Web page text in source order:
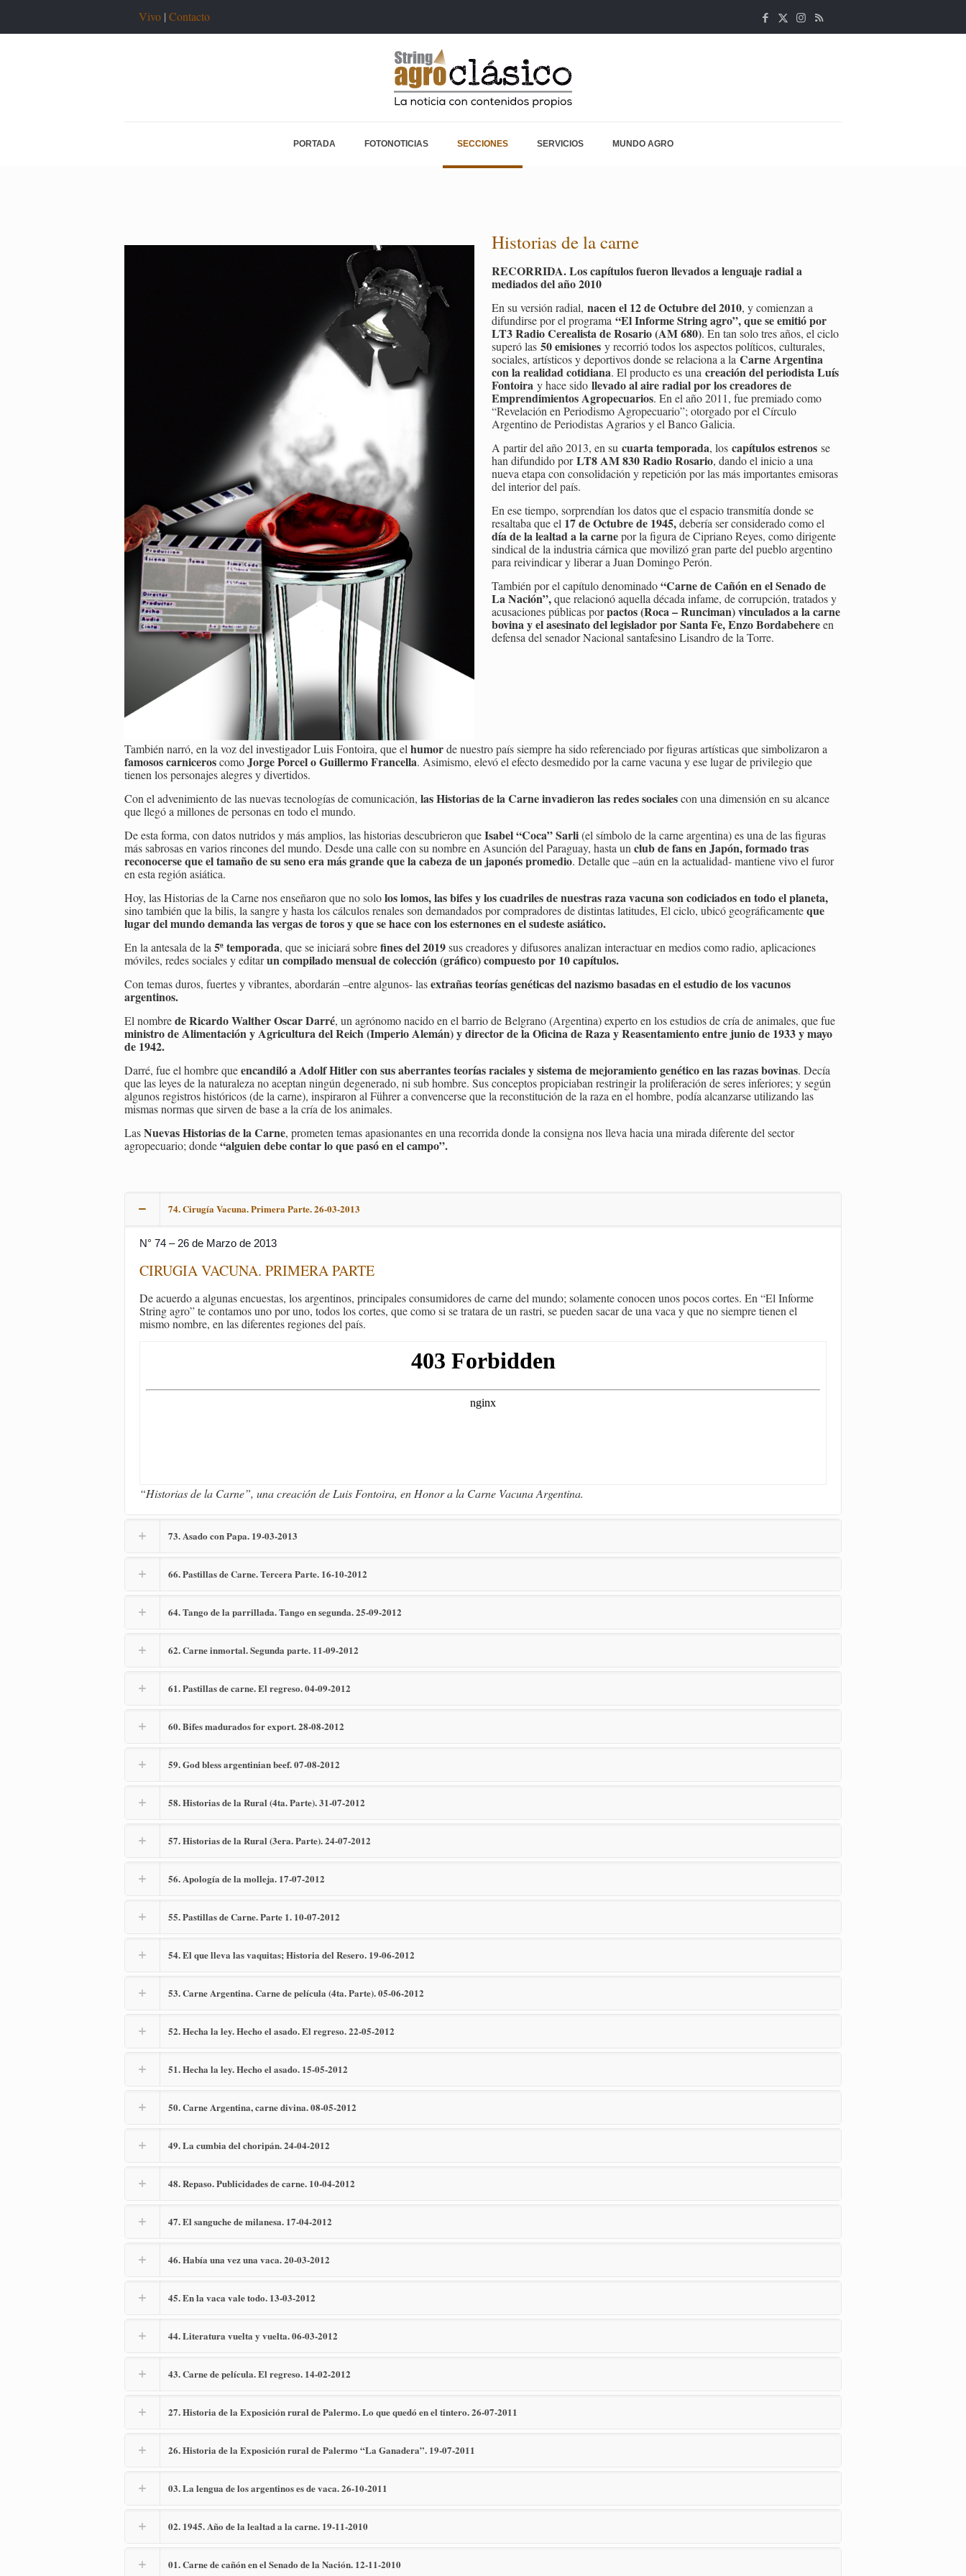
Vivo | Contacto
PORTADA FOTONOTICIAS SECCIONES SERVICIOS MUNDO AGRO
Historias de la carne
RECORRIDA. Los capítulos fueron llevados a lenguaje radial a
mediados del año 2010
En su versión radial, nacen el 12 de Octubre del 2010, y comienzan a
difundirse por el programa “El Informe String agro”, que se emitió por
LT3 Radio Cerealista de Rosario (AM 680). En tan solo tres años, el ciclo
superó las 50 emisiones y recorrió todos los aspectos políticos, culturales,
sociales, artísticos y deportivos donde se relaciona a la Carne Argentina
con la realidad cotidiana. El producto es una creación del periodista Luís
Fontoira y hace sido llevado al aire radial por los creadores de
Emprendimientos Agropecuarios. En el año 2011, fue premiado como
“Revelación en Periodismo Agropecuario”; otorgado por el Círculo
Argentino de Periodistas Agrarios y el Banco Galicia.
A partir del año 2013, en su cuarta temporada, los capítulos estrenos se
han difundido porLT8 AM 830 Radio Rosario, dando el inicio a una
nueva etapa con consolidación y repetición por las más importantes emisoras
del interior del país.
En ese tiempo, sorprendían los datos que el espacio transmitía donde se
resaltaba que el 17 de Octubre de 1945,debería ser considerado como el
día de la lealtad a la carnepor la figura de Cipriano Reyes, como dirigente
sindical de la industria cárnica que movilizó gran parte del pueblo argentino
para reivindicar y liberar a Juan Domingo Perón.
También por el capítulo denominado“Carne de Cañón en el Senado de
La Nación”,que relacionó aquella década infame, de corrupción, tratados y
acusaciones públicas porpactos (Roca – Runciman) vinculados a la carne
bovina y el asesinato del legislador por Santa Fe, Enzo Bordabehereen
defensa del senador Nacional santafesino Lisandro de la Torre.
También narró, en la voz del investigador Luis Fontoira, que elhumorde nuestro país siempre ha sido referenciado por figuras artísticas que simbolizaron a
famosos carniceroscomoJorge Porcel o Guillermo Francella. Asimismo, elevó el efecto desmedido por la carne vacuna y ese lugar de privilegio que
tienen los personajes alegres y divertidos.
Con el advenimiento de las nuevas tecnologías de comunicación, las Historias de la Carne invadieron las redes socialescon una dimensión en su alcance
que llegó a millones de personas en todo el mundo.
De esta forma, con datos nutridos y más amplios, las historias descubrieron queIsabel “Coca” Sarli(el símbolo de la carne argentina) es una de las figuras
más sabrosas en varios rincones del mundo. Desde una calle con su nombre en Asunción del Paraguay, hasta unclub de fans en Japón, formado tras
reconocerse que el tamaño de su seno era más grande que la cabeza de un japonés promedio. Detalle que –aún en la actualidad- mantiene vivo el furor
en esta región asiática.
Hoy, las Historias de la Carne nos enseñaron que no sololos lomos, las bifes y los cuadriles de nuestras raza vacuna son codiciados en todo el planeta,
sino también que la bilis, la sangre y hasta los cálculos renales son demandados por compradores de distintas latitudes, El ciclo, ubicó geográficamenteque
lugar del mundo demanda las vergas de toros y que se hace con los esternones en el sudeste asiático.
En la antesala de la5ª temporada, que se iniciará sobrefines del 2019sus creadores y difusores analizan interactuar en medios como radio, aplicaciones
móviles, redes sociales y editarun compilado mensual de colección (gráfico) compuesto por 10 capítulos.
Con temas duros, fuertes y vibrantes, abordarán –entre algunos- lasextrañas teorías genéticas del nazismo basadas en el estudio de los vacunos
argentinos.
El nombrede Ricardo Walther Oscar Darré, un agrónomo nacido en el barrio de Belgrano (Argentina) experto en los estudios de cría de animales, que fue
ministro de Alimentación y Agricultura del Reich (Imperio Alemán) y director de la Oficina de Raza y Reasentamiento entre junio de 1933 y mayo
de 1942.
Darré, fue el hombre queencandiló a Adolf Hitler con sus aberrantes teorías raciales y sistema de mejoramiento genético en las razas bovinas. Decía
que las leyes de la naturaleza no aceptan ningún degenerado, ni sub hombre. Sus conceptos propiciaban restringir la proliferación de seres inferiores; y según
algunos registros históricos (de la carne), inspiraron al Führer a convencerse que la reconstitución de la raza en el hombre, podía alcanzarse utilizando las
mismas normas que sirven de base a la cría de los animales.
LasNuevas Historias de la Carne, prometen temas apasionantes en una recorrida donde la consigna nos lleva hacia una mirada diferente del sector
agropecuario; donde“alguien debe contar lo que pasó en el campo”.
74. Cirugía Vacuna. Primera Parte. 26-03-2013
N° 74 – 26 de Marzo de 2013
CIRUGIA VACUNA. PRIMERA PARTE
De acuerdo a algunas encuestas, los argentinos, principales consumidores de carne del mundo; solamente conocen unos pocos cortes. En “El Informe
String agro” te contamos uno por uno, todos los cortes, que como si se tratara de un rastri, se pueden sacar de una vaca y que no siempre tienen el
mismo nombre, en las diferentes regiones del país.
“Historias de la Carne”, una creación de Luis Fontoira, en Honor a la Carne Vacuna Argentina.
73. Asado con Papa. 19-03-2013
66. Pastillas de Carne. Tercera Parte. 16-10-2012
64. Tango de la parrillada. Tango en segunda. 25-09-2012
62. Carne inmortal. Segunda parte. 11-09-2012
61. Pastillas de carne. El regreso. 04-09-2012
60. Bifes madurados for export. 28-08-2012
59. God bless argentinian beef. 07-08-2012
58. Historias de la Rural (4ta. Parte). 31-07-2012
57. Historias de la Rural (3era. Parte). 24-07-2012
56. Apología de la molleja. 17-07-2012
55. Pastillas de Carne. Parte 1. 10-07-2012
54. El que lleva las vaquitas; Historia del Resero. 19-06-2012
53. Carne Argentina. Carne de película (4ta. Parte). 05-06-2012
52. Hecha la ley. Hecho el asado. El regreso. 22-05-2012
51. Hecha la ley. Hecho el asado. 15-05-2012
50. Carne Argentina, carne divina. 08-05-2012
49. La cumbia del choripán. 24-04-2012
48. Repaso. Publicidades de carne. 10-04-2012
47. El sanguche de milanesa. 17-04-2012
46. Había una vez una vaca. 20-03-2012
45. En la vaca vale todo. 13-03-2012
44. Literatura vuelta y vuelta. 06-03-2012
43. Carne de película. El regreso. 14-02-2012
27. Historia de la Exposición rural de Palermo. Lo que quedó en el tintero. 26-07-2011
26. Historia de la Exposición rural de Palermo “La Ganadera”. 19-07-2011
03. La lengua de los argentinos es de vaca. 26-10-2011
02. 1945. Año de la lealtad a la carne. 19-11-2010
01. Carne de cañón en el Senado de la Nación. 12-11-2010